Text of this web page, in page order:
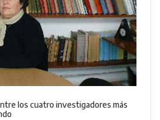
los cuatro investigadores más